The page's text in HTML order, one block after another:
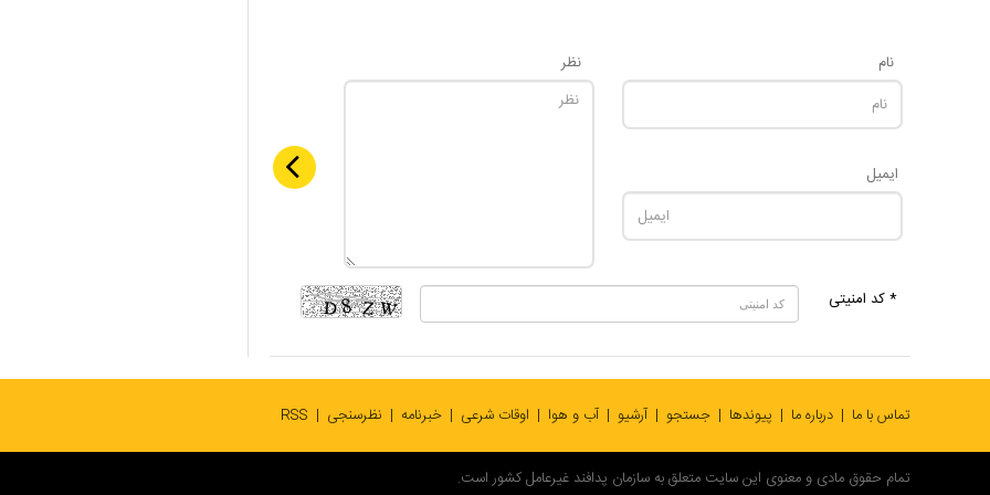
نام
ایمیل
نظر
* کد امنیتی
تماس با ما درباره ما پیوندها جستجو آرشیو آب و هوا اوقات شرعی خبرنامه نظرسنجی RSS
تمام حقوق مادی و معنوی این سایت متعلق به سازمان پدافند غیرعامل کشور است.